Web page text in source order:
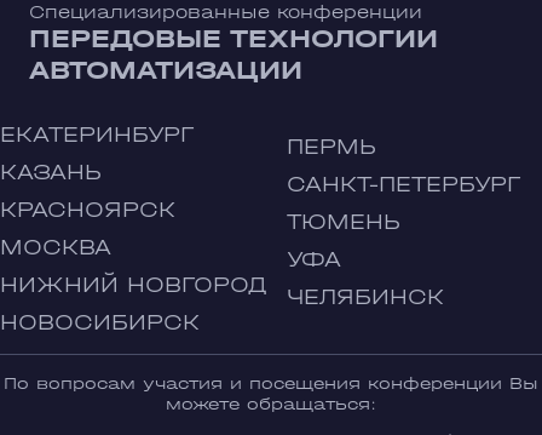
Специализированные конференции
ПЕРЕДОВЫЕ ТЕХНОЛОГИИ
АВТОМАТИЗАЦИИ
ЕКАТЕРИНБУРГ
КАЗАНЬ
КРАСНОЯРСК
МОСКВА
НИЖНИЙ НОВГОРОД
НОВОСИБИРСК
ПЕРМЬ
САНКТ-ПЕТЕРБУРГ
ТЮМЕНЬ
УФА
ЧЕЛЯБИНСК
По вопросам участия и посещения конференции Вы
можете обращаться: